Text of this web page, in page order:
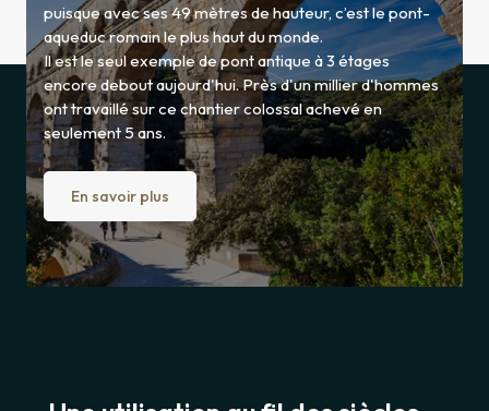
puisque avec ses 49 mètres de hauteur, c’est le pont-
aqueduc romain le plus haut du monde.
Il est le seul exemple de pont antique à 3 étages
encore debout aujourd'hui. Près d'un millier d'hommes
ont travaillé sur ce chantier colossal achevé en
seulement 5 ans.
En savoir plus